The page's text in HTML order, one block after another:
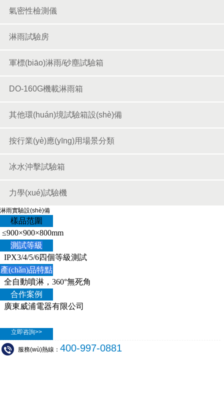
氣密性檢測儀
淋雨試驗房
軍標(biāo)淋雨/砂塵試驗箱
DO-160G機載淋雨箱
其他環(huán)境試驗箱設(shè)備
按行業(yè)應(yīng)用場景分類
冰水沖擊試驗箱
力學(xué)試驗機
淋雨實驗設(shè)備
樣品范圍
≤900×900×800mm
測試等級
IPX3/4/5/6四個等級測試
產(chǎn)品特點
全自動噴淋，360°無死角
合作案例
廣東威浦電器有限公司
立即咨詢>>
服務(wù)熱線： 400-997-0881